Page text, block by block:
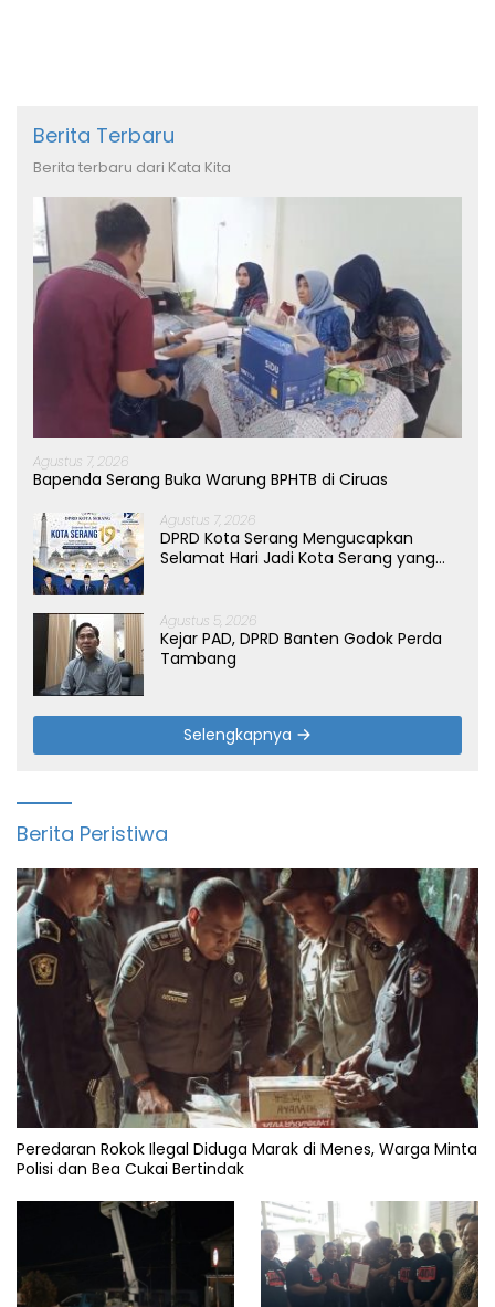
Berita Terbaru
Berita terbaru dari Kata Kita
Agustus 7, 2026
Bapenda Serang Buka Warung BPHTB di Ciruas
Agustus 7, 2026
DPRD Kota Serang Mengucapkan
Selamat Hari Jadi Kota Serang yang
Agustus 5, 2026
Kejar PAD, DPRD Banten Godok Perda
Tambang
Selengkapnya
Berita Peristiwa
Peredaran Rokok Ilegal Diduga Marak di Menes, Warga Minta
Polisi dan Bea Cukai Bertindak